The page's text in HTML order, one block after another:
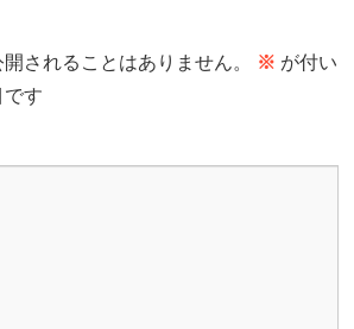
されることはありません。 ※ が付い
です